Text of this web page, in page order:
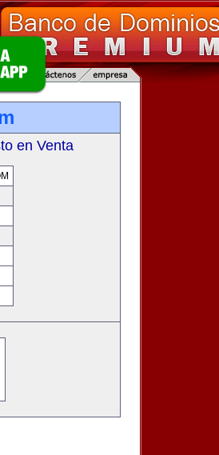
en Venta